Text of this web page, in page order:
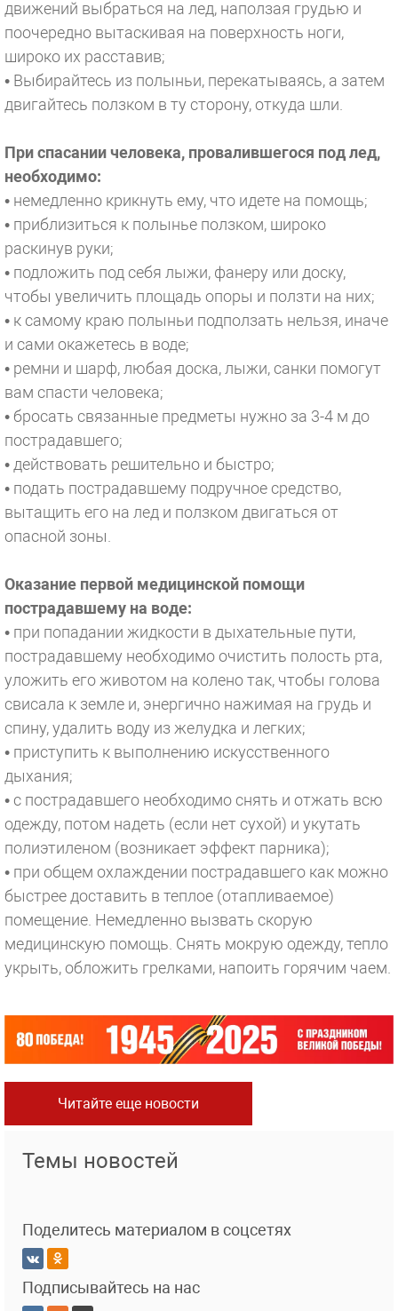
движений выбраться на лед, наползая грудью и
поочередно вытаскивая на поверхность ноги,
широко их расставив;
• Выбирайтесь из полыньи, перекатываясь, а затем
двигайтесь ползком в ту сторону, откуда шли.
При спасании человека, провалившегося под лед,
необходимо:
• немедленно крикнуть ему, что идете на помощь;
• приблизиться к полынье ползком, широко
раскинув руки;
• подложить под себя лыжи, фанеру или доску,
чтобы увеличить площадь опоры и ползти на них;
• к самому краю полыньи подползать нельзя, иначе
и сами окажетесь в воде;
• ремни и шарф, любая доска, лыжи, санки помогут
вам спасти человека;
• бросать связанные предметы нужно за 3-4 м до
пострадавшего;
• действовать решительно и быстро;
• подать пострадавшему подручное средство,
вытащить его на лед и ползком двигаться от
опасной зоны.
Оказание первой медицинской помощи
пострадавшему на воде:
• при попадании жидкости в дыхательные пути,
пострадавшему необходимо очистить полость рта,
уложить его животом на колено так, чтобы голова
свисала к земле и, энергично нажимая на грудь и
спину, удалить воду из желудка и легких;
• приступить к выполнению искусственного
дыхания;
• с пострадавшего необходимо снять и отжать всю
одежду, потом надеть (если нет сухой) и укутать
полиэтиленом (возникает эффект парника);
• при общем охлаждении пострадавшего как можно
быстрее доставить в теплое (отапливаемое)
помещение. Немедленно вызвать скорую
медицинскую помощь. Снять мокрую одежду, тепло
укрыть, обложить грелками, напоить горячим чаем.
Читайте еще новости
Темы новостей
Поделитесь материалом в соцсетях
Подписывайтесь на нас